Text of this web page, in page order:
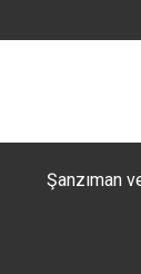
Şanzıman